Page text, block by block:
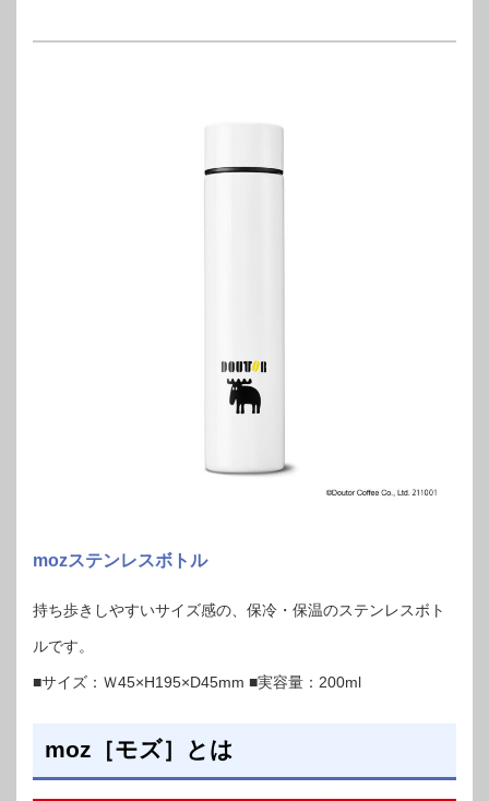
mozステンレスボトル
持ち歩きしやすいサイズ感の、保冷・保温のステンレスボト
ルです。
■サイズ：Ｗ45×H195×D45mm ■実容量：200ml
moz［モズ］とは